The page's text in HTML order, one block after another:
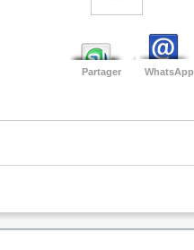
Partager WhatsApp